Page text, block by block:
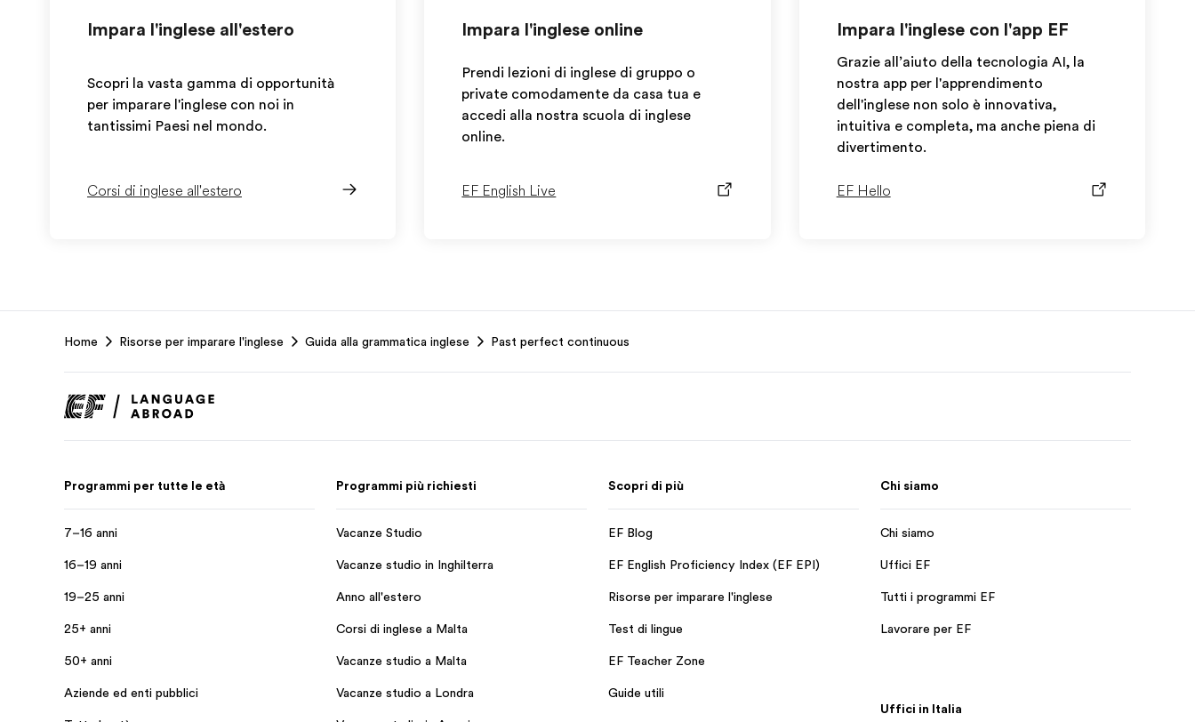
Impara l'inglese all'estero
Scopri la vasta gamma di opportunità
per imparare l'inglese con noi in
tantissimi Paesi nel mondo.
Corsi di inglese all'estero
Impara l'inglese online
Prendi lezioni di inglese di gruppo o
private comodamente da casa tua e
accedi alla nostra scuola di inglese
online.
EF English Live
Impara l'inglese con l'app EF
Grazie all’aiuto della tecnologia AI, la
nostra app per l'apprendimento
dell'inglese non solo è innovativa,
intuitiva e completa, ma anche piena di
divertimento.
EF Hello
Home Risorse per imparare l'inglese Guida alla grammatica inglese Past perfect continuous
Programmi per tutte le età
7–16 anni
16–19 anni
19–25 anni
25+ anni
50+ anni
Aziende ed enti pubblici
Programmi più richiesti
Vacanze Studio
Vacanze studio in Inghilterra
Anno all'estero
Corsi di inglese a Malta
Vacanze studio a Malta
Vacanze studio a Londra
Scopri di più
EF Blog
EF English Proficiency Index (EF EPI)
Risorse per imparare l'inglese
Test di lingue
EF Teacher Zone
Guide utili
Chi siamo
Chi siamo
Uffici EF
Tutti i programmi EF
Lavorare per EF
Uffici in Italia